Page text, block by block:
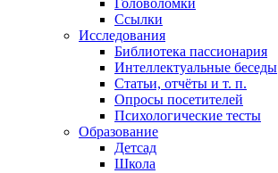
Ссылки
Исследования
Библиотека пассионария
Интеллектуальные беседы
Статьи, отчёты и т. п.
Опросы посетителей
Психологические тесты
Образование
Детсад
Школа